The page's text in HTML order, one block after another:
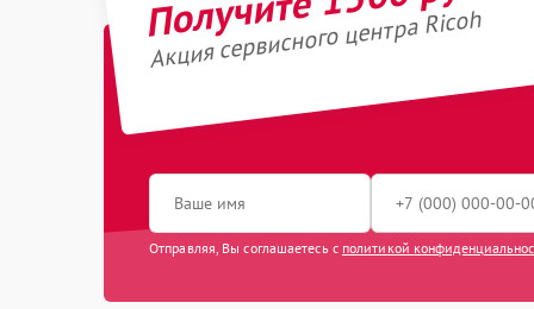
Акция сервисного центра Ricoh
Отправляя, Вы соглашаетесь с политикой